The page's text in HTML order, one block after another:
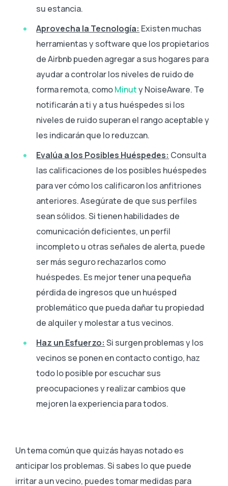
su estancia.
Aprovecha la Tecnología: Existen muchas
herramientas y software que los propietarios
de Airbnb pueden agregar a sus hogares para
ayudar a controlar los niveles de ruido de
forma remota, comoMinuty NoiseAware. Te
notificarán a ti y a tus huéspedes si los
niveles de ruido superan el rango aceptable y
les indicarán que lo reduzcan.
Evalúa a los Posibles Huéspedes: Consulta
las calificaciones de los posibles huéspedes
para ver cómo los calificaron los anfitriones
anteriores. Asegúrate de que sus perfiles
sean sólidos. Si tienen habilidades de
comunicación deficientes, un perfil
incompleto u otras señales de alerta, puede
ser más seguro rechazarlos como
huéspedes. Es mejor tener una pequeña
pérdida de ingresos que un huésped
problemático que pueda dañar tu propiedad
de alquiler y molestar a tus vecinos.
Haz un Esfuerzo: Si surgen problemas y los
vecinos se ponen en contacto contigo, haz
todo lo posible por escuchar sus
preocupaciones y realizar cambios que
mejoren la experiencia para todos.
Un tema común que quizás hayas notado es
anticipar los problemas. Si sabes lo que puede
irritar a un vecino, puedes tomar medidas para